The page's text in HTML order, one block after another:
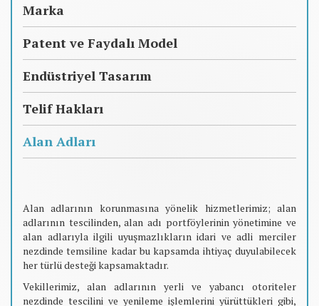
Marka
Patent ve Faydalı Model
Endüstriyel Tasarım
Telif Hakları
Alan Adları
Alan adlarının korunmasına yönelik hizmetlerimiz; alan
adlarının tescilinden, alan adı portföylerinin yönetimine ve
alan adlarıyla ilgili uyuşmazlıkların idari ve adli merciler
nezdinde temsiline kadar bu kapsamda ihtiyaç duyulabilecek
her türlü desteği kapsamaktadır.
Vekillerimiz, alan adlarının yerli ve yabancı otoriteler
nezdinde tescilini ve yenileme işlemlerini yürüttükleri gibi,